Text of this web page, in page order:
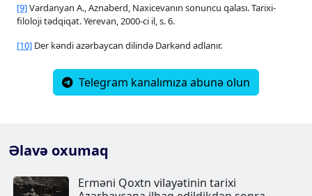
Əlavə oxumaq
[9]Vardanyan A., Aznaberd, Naxicevanın sonuncu qalası. Tarixi-
filoloji tədqiqat. Yerevan, 2000-ci il, s. 6.
[10] Der kəndi azərbaycan dilində Darkənd adlanır.
Telegram kanalımıza abunə olun